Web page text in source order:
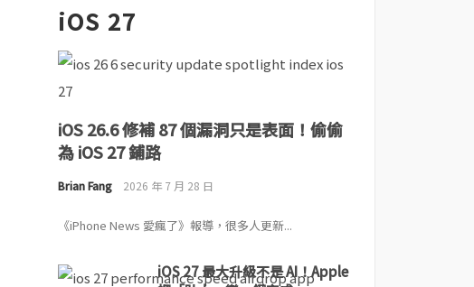
iOS 27
iOS 26.6 修補 87 個漏洞只是表面！偷偷
為 iOS 27 鋪路
Brian Fang 2026 年 7 月 28 日
《iPhone News 愛瘋了》報導，很多人更新...
iOS 27 最大升級不是 AI！Apple